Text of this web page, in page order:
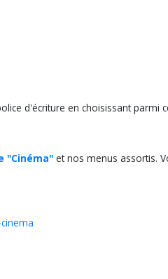
d'écriture en choisissant parmi
"Cinéma" et nos menus assortis.